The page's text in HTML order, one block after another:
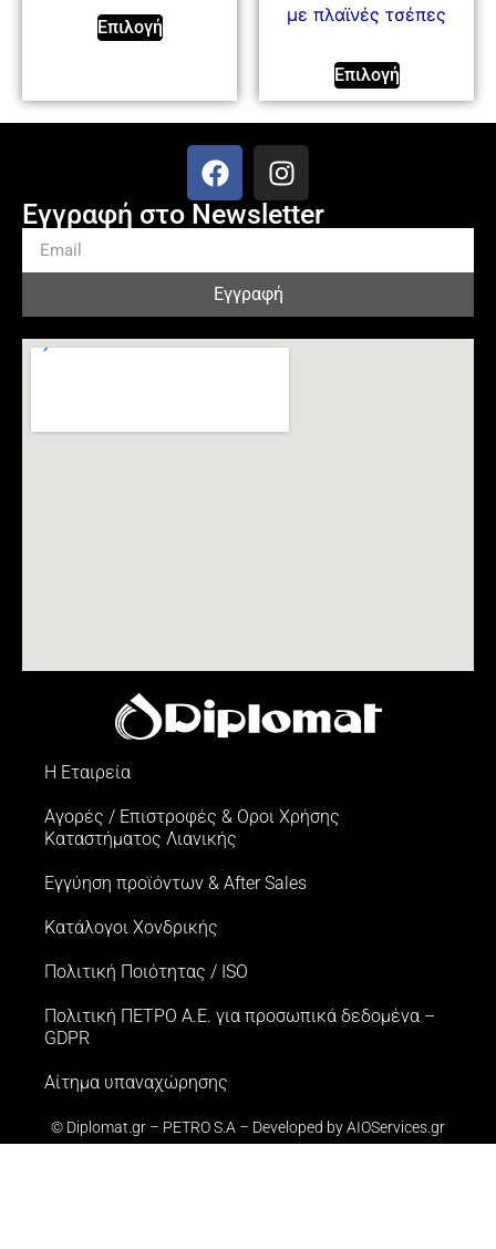
Επιλογή
με πλαϊνές τσέπες
Επιλογή
Η Εταιρεία
Αγορές / Επιστροφές & Oροι Xρήσης
Kαταστήματος Λιανικής
Εγγύηση προϊόντων & After Sales
Κατάλογοι Χονδρικής
Πολιτική Ποιότητας / ISO
Πολιτική ΠΕΤΡΟ Α.Ε. για προσωπικά δεδομένα –
GDPR
Αίτημα υπαναχώρησης
Εγγραφή στο Newsletter
Εγγραφή
© Diplomat.gr – PETRO S.A – Developed byAIOServices.gr